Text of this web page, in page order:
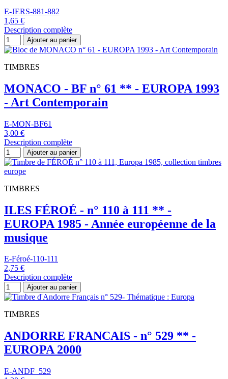
E-JERS-881-882
1,65 €
Description complète
Ajouter au panier
TIMBRES
MONACO - BF n° 61 ** - EUROPA 1993
- Art Contemporain
E-MON-BF61
3,00 €
Description complète
Ajouter au panier
TIMBRES
ILES FÉROÉ - n° 110 à 111 ** -
EUROPA 1985 - Année européenne de la
musique
E-Féroé-110-111
2,75 €
Description complète
Ajouter au panier
TIMBRES
ANDORRE FRANCAIS - n° 529 ** -
EUROPA 2000
E-ANDF_529